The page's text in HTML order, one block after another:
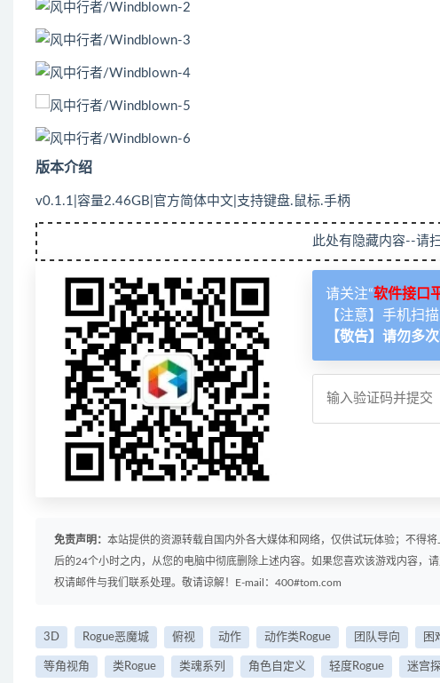
版本介绍
v0.1.1|容量2.46GB|官方简体中文|支持键盘.鼠标.手柄
此处有隐藏内容--请
请关注“软件接口
【注意】手机扫
【敬告】请勿多
免责声明： 本站提供的资源转载自国内外各大媒体和网络，仅供试玩体验；不得
后的24个小时之内，从您的电脑中彻底删除上述内容。如果您喜欢该游戏内容，
权请邮件与我们联系处理。敬请谅解！E-mail：400#tom.com
3D Rogue恶魔城 俯视 动作 动作类Rogue 团队导向 困
等角视角 类Rogue 类魂系列 角色自定义 轻度Rogue 迷宫